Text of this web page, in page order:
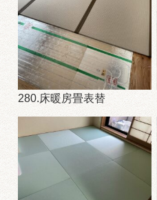
280.床暖房畳表替